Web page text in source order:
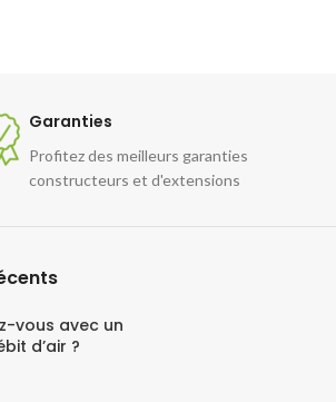
Garanties
Profitez des meilleurs garanties
constructeurs et d'extensions
vous avec un
d’air ?